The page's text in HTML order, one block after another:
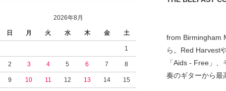
2026年8月
日 月 火 水 木 金 土
1
2 3 4 5 6 7 8
9 10 11 12 13 14 15
from Birmingham
ら。Red Harvest
「Aids - Free」
奏のギターから最